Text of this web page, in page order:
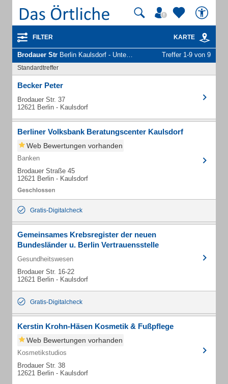
FILTER KARTE
Brodauer Str Berlin Kaulsdorf - Unternehmen und Personen Treffer 1-9 von 9
Standardtreffer
Becker Peter
Brodauer Str. 37
12621 Berlin - Kaulsdorf
Berliner Volksbank Beratungscenter Kaulsdorf
Web Bewertungen vorhanden
Banken
Brodauer Straße 45
12621 Berlin - Kaulsdorf
Gratis-Digitalcheck
Gemeinsames Krebsregister der neuen
Bundesländer u. Berlin Vertrauensstelle
Gesundheitswesen
Brodauer Str. 16-22
12621 Berlin - Kaulsdorf
Gratis-Digitalcheck
Kerstin Krohn-Häsen Kosmetik & Fußpflege
Web Bewertungen vorhanden
Kosmetikstudios
Brodauer Str. 38
12621 Berlin - Kaulsdorf